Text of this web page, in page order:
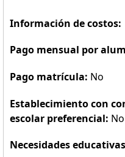
Información de costos:
Pago mensual por
Pago matrícula: No
Establecimiento con
escolar preferencial: No
Necesidades